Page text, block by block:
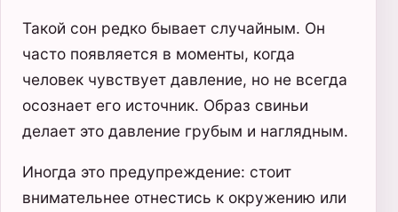
Такой сон редко бывает случайным. Он
часто появляется в моменты, когда
человек чувствует давление, но не всегда
осознает его источник. Образ свиньи
делает это давление грубым и наглядным.
Иногда это предупреждение: стоит
внимательнее отнестись к окружению или